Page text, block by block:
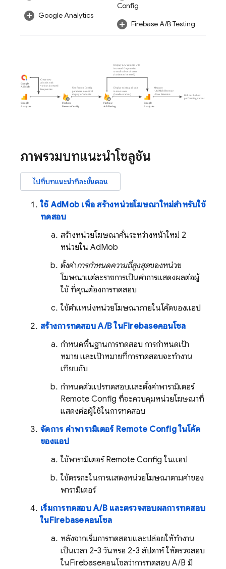
Google Analytics
Config
Firebase A/B Testing
ภาพรวมบทแนะนำโซลูชัน
ไปที่บทแนะนำทีละขั้นตอน
ใช้AdMob เพื่อ สร้างหน่วยโฆษณาใหม่สำหรับใช้
ทดสอบ
สร้างหน่วยโฆษณาคั่นระหว่างหน้าใหม่ 2
หน่วยใน AdMob
ตั้งค่าการกำหนดความถี่สูงสุดของหน่วย
โฆษณาแต่ละรายการเป็นค่าการแสดงผลต่อผู้
ใช้ ที่คุณต้องการทดสอบ
ใช้ตําแหน่งหน่วยโฆษณาภายในโค้ดของแอป
สร้างการทดสอบ A/B ในFirebaseคอนโซล
กำหนดพื้นฐานการทดสอบ การกำหนดเป้า
หมาย และเป้าหมายที่การทดสอบจะทำงาน
เทียบกับ
กำหนดตัวแปรทดสอบและตั้งค่าพารามิเตอร์
Remote Config ที่จะควบคุมหน่วยโฆษณาที่
แสดงต่อผู้ใช้ในการทดสอบ
จัดการ ค่าพารามิเตอร์ Remote Configในโค้ด
ของแอป
ใช้พารามิเตอร์Remote Config ในแอป
ใช้ตรรกะในการแสดงหน่วยโฆษณาตามค่าของ
พารามิเตอร์
เริ่มการทดสอบ A/B และตรวจสอบผลการทดสอบ
ในFirebaseคอนโซล
หลังจากเริ่มการทดสอบและปล่อยให้ทำงาน
เป็นเวลา 2-3 วันหรือ 2-3 สัปดาห์ ให้ตรวจสอบ
ในFirebaseคอนโซลว่าการทดสอบ A/B มี